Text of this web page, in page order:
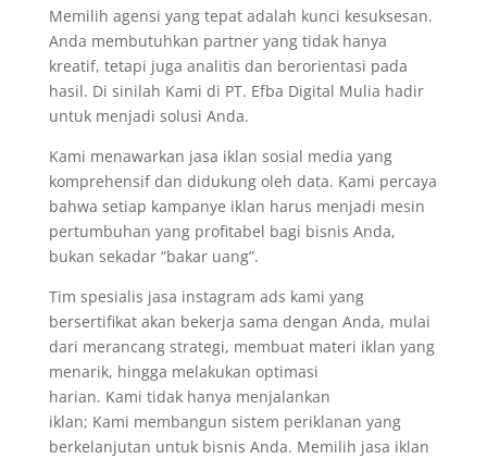
Memilih agensi yang tepat adalah kunci kesuksesan.
Anda membutuhkan partner yang tidak hanya
kreatif, tetapi juga analitis dan berorientasi pada
hasil. Di sinilah Kami di PT. Efba Digital Mulia hadir
untuk menjadi solusi Anda.
Kami menawarkan jasa iklan sosial media yang
komprehensif dan didukung oleh data. Kami percaya
bahwa setiap kampanye iklan harus menjadi mesin
pertumbuhan yang profitabel bagi bisnis Anda,
bukan sekadar “bakar uang”.
Tim spesialis jasa instagram ads kami yang
bersertifikat akan bekerja sama dengan Anda, mulai
dari merancang strategi, membuat materi iklan yang
menarik, hingga melakukan optimasi
harian. Kami tidak hanya menjalankan
iklan; Kami membangun sistem periklanan yang
berkelanjutan untuk bisnis Anda. Memilih jasa iklan